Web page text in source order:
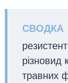
різновид
травних